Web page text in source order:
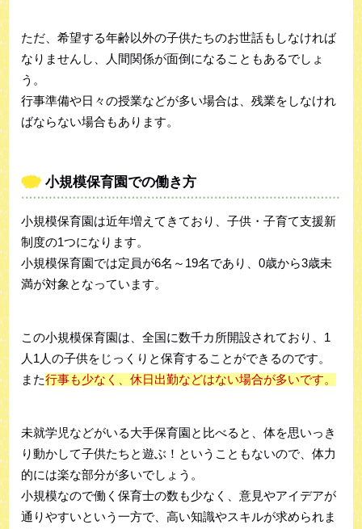
ただ、希望する年齢以外の子供たちのお世話もしなければ
なりませんし、人間関係が面倒になることもあるでしょ
う。
行事準備や日々の授業などが多い場合は、残業をしなけれ
ばならない場合もあります。
小規模保育園での働き方
小規模保育園は近年増えてきており、子供・子育て支援新
制度の1つになります。
小規模保育園では定員が6名～19名であり、0歳から3歳未
満が対象となっています。
この小規模保育園は、全国に数千カ所開設されており、1
人1人の子供をじっくりと保育することができるのです。
また行事も少なく、休日出勤などはない場合が多いです。
未就学児などがいる大手保育園と比べると、体を思いっき
り動かして子供たちと遊ぶ！ということもないので、体力
的には楽な部分が多いでしょう。
小規模なので働く保育士の数も少なく、意見やアイデアが
通りやすいという一方で、高い知識やスキルが求められま